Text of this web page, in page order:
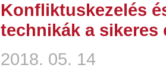
Konfliktuskezelés
technikák a sikeres
2018. 05. 14